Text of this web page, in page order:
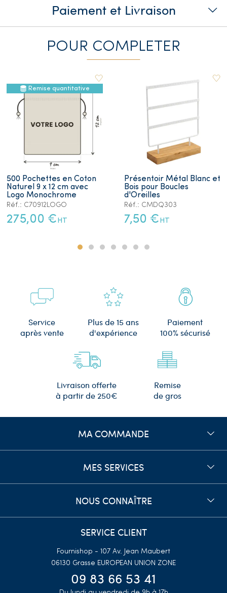
Paiement et Livraison
POUR COMPLETER
Remise quantitative
500 Pochettes en Coton
Naturel 9 x 12 cm avec
Logo Monochrome
Réf.: C70912LOGO
275,00 € HT
Présentoir Métal Blanc et
Bois pour Boucles
d'Oreilles
Réf.: CMDQ303
7,50 € HT
Service
après vente
Plus de 15 ans
d'expérience
Paiement
100% sécurisé
Livraison offerte
à partir de 250€
Remise
de gros
MA COMMANDE
MES SERVICES
NOUS CONNAÎTRE
SERVICE CLIENT
Fournishop - 107 Av. Jean Maubert
06130 Grasse EUROPEAN UNION ZONE
09 83 66 53 41